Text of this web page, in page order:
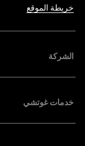
خريطة الموقع
الشركة
خدمات غوتشي